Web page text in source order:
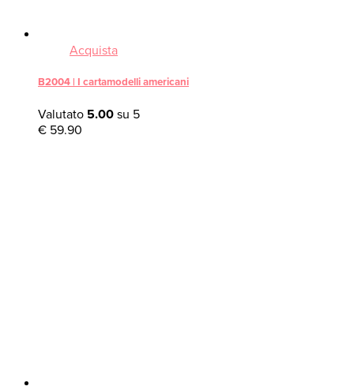
Acquista
B2004 | I cartamodelli americani
Valutato 5.00 su 5
€ 59.90